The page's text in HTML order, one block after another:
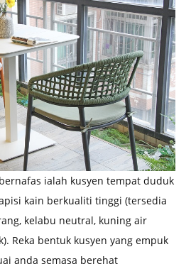
ialah kusyen tempat duduk
kain berkualiti tinggi (tersedia
kelabu neutral, kuning air
Reka bentuk kusyen yang empuk
anda semasa berehat